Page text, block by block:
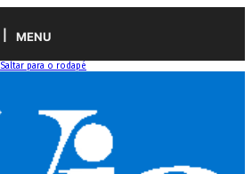
MENU
Saltar para o rodapé